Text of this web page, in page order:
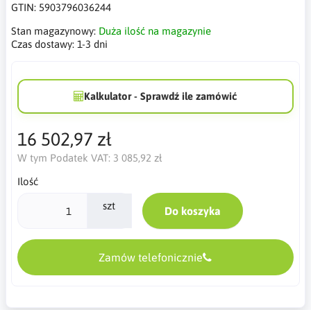
GTIN: 5903796036244
Stan magazynowy: Duża ilość na magazynie
Czas dostawy: 1-3 dni
Kalkulator - Sprawdź ile zamówić
16 502,97 zł
W tym Podatek VAT: 3 085,92 zł
Ilość
szt Do koszyka
Zamów telefonicznie